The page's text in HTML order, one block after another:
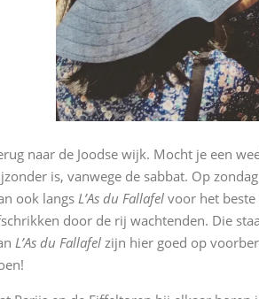
naar de Joodse wijk. Mocht je een
is, vanwege de sabbat. Op
ook langs L’As du Fallafel voor het
door de rij wachtenden. Die
L’As du Fallafel zijn hier goed op